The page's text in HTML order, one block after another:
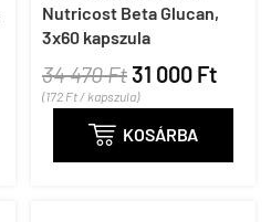
Nutricost Beta Glucan,
3x60 kapszula
34 470 Ft31 000 Ft
(172 Ft / kapszula)
 KOSÁRBA